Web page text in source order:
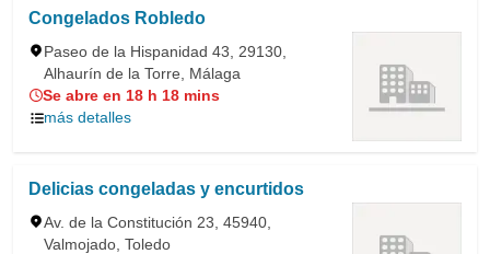
Congelados Robledo
Paseo de la Hispanidad 43, 29130,
Alhaurín de la Torre, Málaga
Se abre en 18 h 18 mins
más detalles
Delicias congeladas y encurtidos
Av. de la Constitución 23, 45940,
Valmojado, Toledo